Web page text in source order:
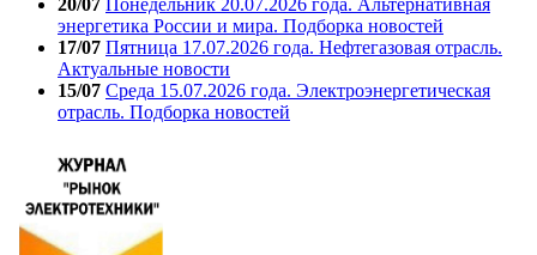
20/07 Понедельник 20.07.2026 года. Альтернативная
энергетика России и мира. Подборка новостей
17/07 Пятница 17.07.2026 года. Нефтегазовая отрасль.
Актуальные новости
15/07 Среда 15.07.2026 года. Электроэнергетическая
отрасль. Подборка новостей